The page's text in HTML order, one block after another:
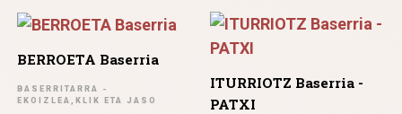
BERROETA Baserria
BASERRITARRA -
EKOIZLEA,KLIK ETA JASO
ITURRIOTZ Baserria -
PATXI